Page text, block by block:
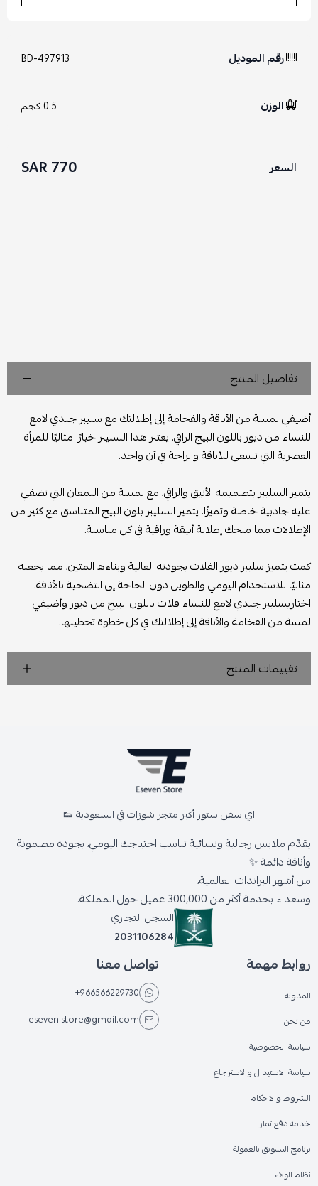
رقم الموديل BD-497913
الوزن 0.5 كجم
السعر 770 SAR
تفاصيل المنتج
أضيفي لمسة من الأناقة والفخامة إلى إطلالتك مع سليبر جلدي لامع
للنساء من ديور باللون البيج الراقي. يعتبر هذا السليبر خيارًا مثاليًا للمرأة
العصرية التي تسعى للأناقة والراحة في آن واحد.
يتميز السليبر بتصميمه الأنيق والراقي، مع لمسة من اللمعان التي تضفي
عليه جاذبية خاصة وتميزًا. يتميز السليبر بلون البيج المتناسق مع كثير من
الإطلالات مما منحك إطلالة أنيقة وراقية في كل مناسبة.
كمت يتميز سليبر ديور الفلات بجودته العالية وبناءه المتين، مما يجعله
مثاليًا للاستخدام اليومي والطويل دون الحاجة إلى التضحية بالأناقة.
اختاريسليبر جلدي لامع للنساء فلات باللون البيج من ديور وأضيفي
لمسة من الفخامة والأناقة إلى إطلالتك في كل خطوة تخطينها.
تقييمات المنتج
اي سفن ستور أكبر متجر شوزات في السعودية 👟
يقدّم ملابس رجالية ونسائية تناسب احتياجك اليومي، بجودة مضمونة
وأناقة دائمة ✨
من أشهر البراندات العالمية،
وسعداء بخدمة أكثر من 300,000 عميل حول المملكة.
السجل التجاري
2031106284
روابط مهمة
المدونة
من نحن
سياسة الخصوصية
سياسة الاستبدال والاسترجاع
الشروط والاحكام
خدمة دفع تمارا
برنامج التسويق بالعمولة
نظام الولاء
تواصل معنا
+966566229730
eseven.store@gmail.com